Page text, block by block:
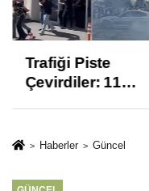
Trafiği Piste
Çevirdiler: 11
Lira Ceza..!
Haberler Güncel